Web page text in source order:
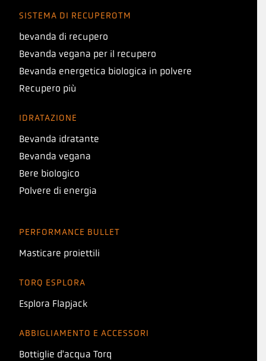
SISTEMA DI RECUPEROTM
bevanda di recupero
Bevanda vegana per il recupero
Bevanda energetica biologica in polvere
Recupero più
IDRATAZIONE
Bevanda idratante
Bevanda vegana
Bere biologico
Polvere di energia
PERFORMANCE BULLET
Masticare proiettili
TORQ ESPLORA
Esplora Flapjack
ABBIGLIAMENTO E ACCESSORI
Bottiglie d'acqua Torq